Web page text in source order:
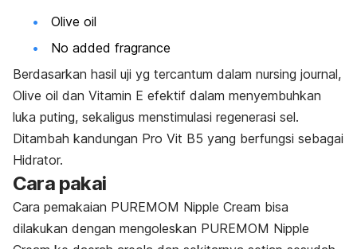
Olive oil
No added fragrance
Berdasarkan hasil uji yg tercantum dalam nursing journal,
Olive oil dan Vitamin E efektif dalam menyembuhkan
luka puting, sekaligus menstimulasi regenerasi sel.
Ditambah kandungan Pro Vit B5 yang berfungsi sebagai
Hidrator.
Cara pakai
Cara pemakaian PUREMOM Nipple Cream bisa
dilakukan dengan mengoleskan PUREMOM Nipple